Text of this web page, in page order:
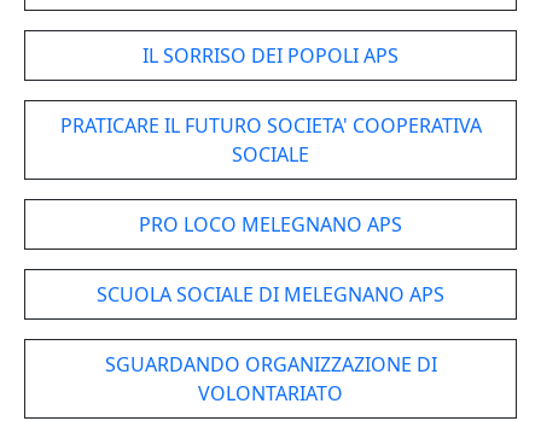
IL SORRISO DEI POPOLI APS
PRATICARE IL FUTURO SOCIETA' COOPERATIVA
SOCIALE
PRO LOCO MELEGNANO APS
SCUOLA SOCIALE DI MELEGNANO APS
SGUARDANDO ORGANIZZAZIONE DI
VOLONTARIATO